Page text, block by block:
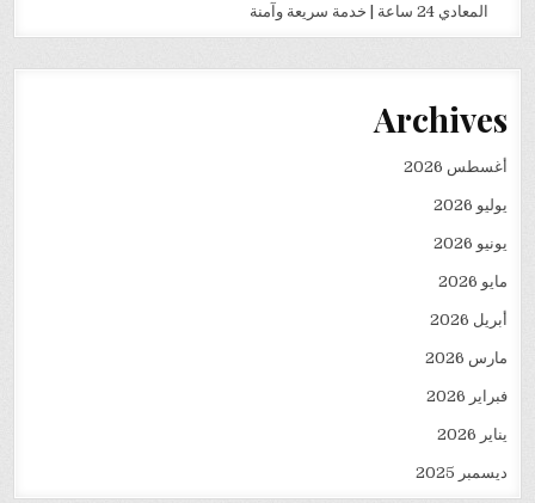
المعادي 24 ساعة | خدمة سريعة وآمنة
Archives
أغسطس 2026
يوليو 2026
يونيو 2026
مايو 2026
أبريل 2026
مارس 2026
فبراير 2026
يناير 2026
ديسمبر 2025